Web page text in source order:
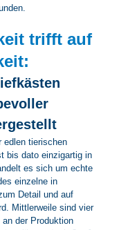
trifft auf
edlen tierischen
bis dato einzigartig in
es sich um echte
einzelne in
Detail und auf
Mittlerweile sind vier
der Produktion